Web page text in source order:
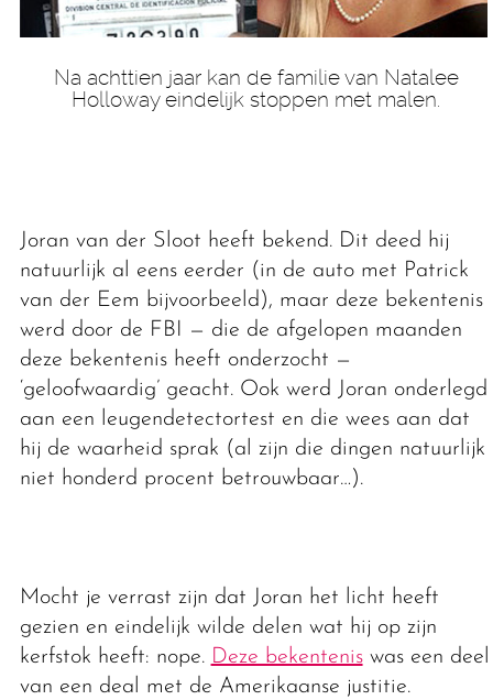
Na achttien jaar kan de familie van Natalee
Holloway eindelijk stoppen met malen.
Joran van der Sloot heeft bekend. Dit deed hij
natuurlijk al eens eerder (in de auto met Patrick
van der Eem bijvoorbeeld), maar deze bekentenis
werd door de FBI — die de afgelopen maanden
deze bekentenis heeft onderzocht —
‘geloofwaardig’ geacht. Ook werd Joran onderlegd
aan een leugendetectortest en die wees aan dat
hij de waarheid sprak (al zijn die dingen natuurlijk
niet honderd procent betrouwbaar…).
Mocht je verrast zijn dat Joran het licht heeft
gezien en eindelijk wilde delen wat hij op zijn
kerfstok heeft: nope. Deze bekenteniswas een deel
van een deal met de Amerikaanse justitie.